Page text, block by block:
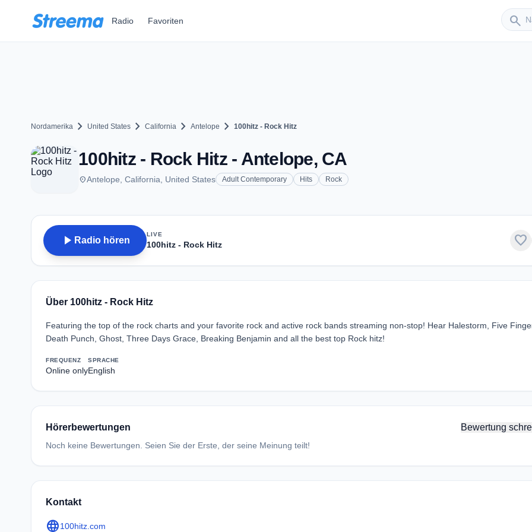
Radio Favoriten search
Sender
Nordamerika chevron_right United States chevron_right California chevron_right Antelope chevron_right 100hitz - Rock Hitz
100hitz - Rock Hitz - Antelope, CA
placeAntelope, California, United States Adult Contemporary Hits Rock
play_arrow Radio hören
LIVE
100hitz - Rock Hitz favorite
Über 100hitz - Rock Hitz
Featuring the top of the rock charts and your favorite rock and active rock bands streaming non-stop! Hear Halestorm, Five
Death Punch, Ghost, Three Days Grace, Breaking Benjamin and all the best top Rock hitz!
FREQUENZ
Online only
SPRACHE
English
Hörerbewertungen Bewertung
Noch keine Bewertungen. Seien Sie der Erste, der seine Meinung teilt!
Kontakt
language100hitz.com